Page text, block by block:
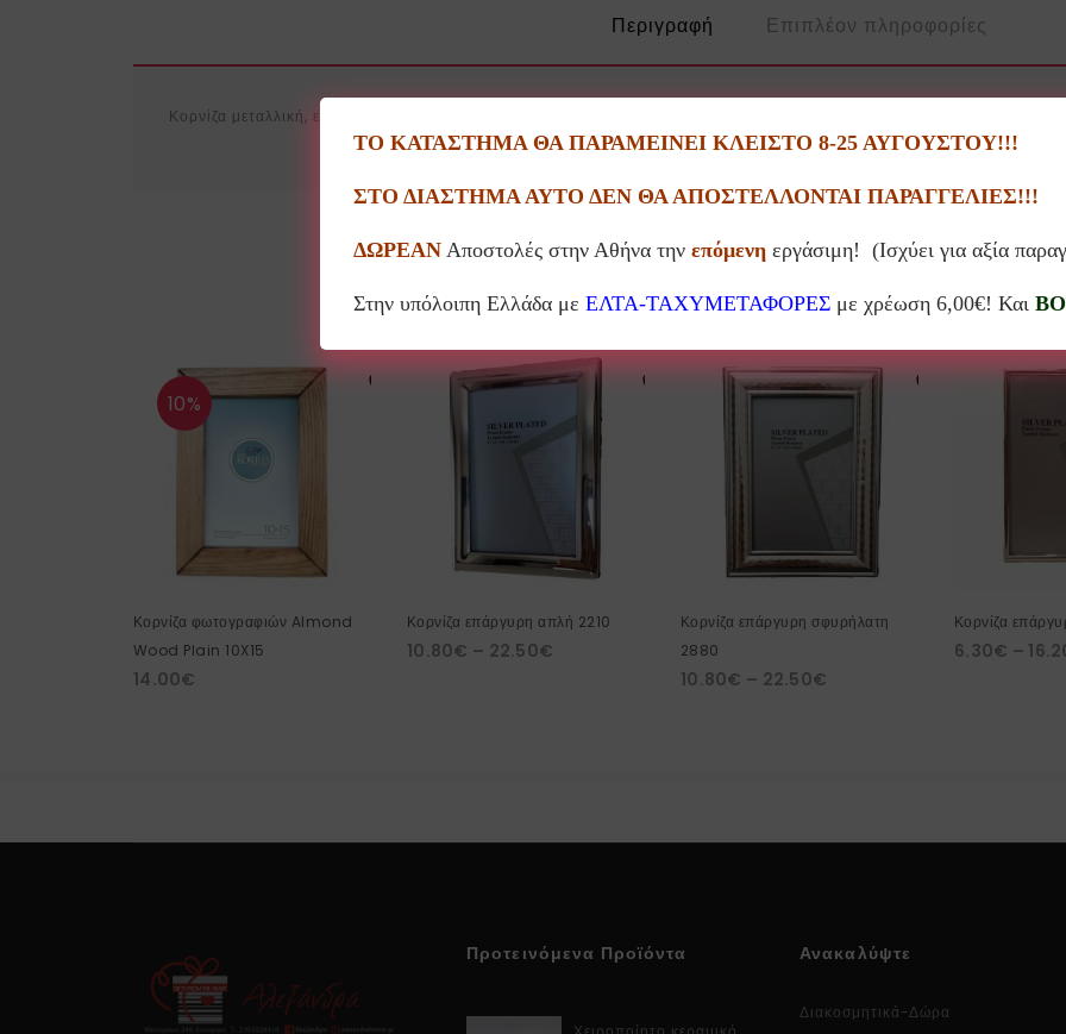
Περιγραφή Επιπλέον πληροφορίες
Κορνίζα μεταλλική, επάργυρη, λακαρισμένη για να μην μαυρίζει στο πέρασμα του χρόνου, διατίθεται σε διάφορα μεγέθη.
Σχετικά προϊόντα
10%
Κορνίζα φωτογραφιών Almond
Wood Plain 10X15
14.00€
Κορνίζα επάργυρη απλή 2210
10.80€ – 22.50€
Κορνίζα επάργυρη σφυρήλατη
2880
10.80€ – 22.50€
Κορνίζα
6.30€ –
Προτεινόμενα Προϊόντα Ανακαλύψτε
Διακοσμητικά-Δώρα
ΤΟ ΚΑΤΑΣΤΗΜΑ ΘΑ ΠΑΡΑΜΕΙΝΕΙ ΚΛΕΙΣΤΟ 8-25 ΑΥΓΟΥΣΤΟΥ!!!
ΣΤΟ ΔΙΑΣΤΗΜΑ ΑΥΤΟ ΔΕΝ ΘΑ ΑΠΟΣΤΕΛΛΟΝΤΑΙ ΠΑΡΑΓΓΕΛΙΕΣ!!!
ΔΩΡΕΑΝΑποστολές στην Αθήνα την επόμενηεργάσιμη! (Ισχύει για αξία
Στην υπόλοιπη Ελλάδα με ΕΛΤΑ-ΤΑΧΥΜΕΤΑΦΟΡΕΣμε χρέωση 6,00€! Και